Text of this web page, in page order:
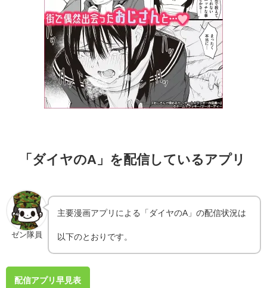
「ダイヤのA」を配信しているアプリ
ゼン隊員
主要漫画アプリによる「ダイヤのA」の配信状況は
以下のとおりです。
配信アプリ早見表